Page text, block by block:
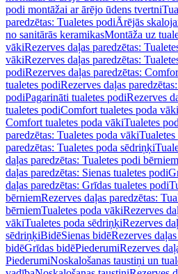
podi montāžai ar ārējo ūdens tvertni
paredzētas: Tualetes podiĀrējās
no sanitārās keramikasMontāža uz
vākiRezerves daļas paredzētas:
vākiRezerves daļas paredzētas:
podiRezerves daļas paredzētas:
tualetes podiRezerves daļas
podiPagarināti tualetes podiRezerves
tualetes podiComfort tualetes poda vāki
Comfort tualetes poda vākiTualetes
paredzētas: Tualetes poda vāki
paredzētas: Tualetes poda sēdriņķi
daļas paredzētas: Tualetes podi bērniem
daļas paredzētas: Sienas tualetes podi
daļas paredzētas: Grīdas tualetes podi
bērniemRezerves daļas paredzētas:
bērniemTualetes poda vākiRezerves
vākiTualetes poda sēdriņķiRezerves
sēdriņķiBidēSienas bidēRezerves
bidēGrīdas bidēPiederumiRezerves
PiederumiNoskalošanas taustiņi un